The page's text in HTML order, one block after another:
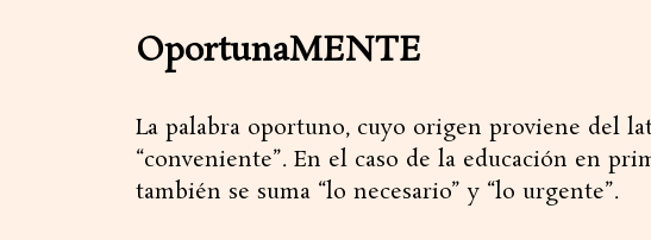
OportunaMENTE
La palabra oportuno, cuyo origen proviene del
“conveniente”. En el caso de la educación en
también se suma “lo necesario” y “lo urgente”.